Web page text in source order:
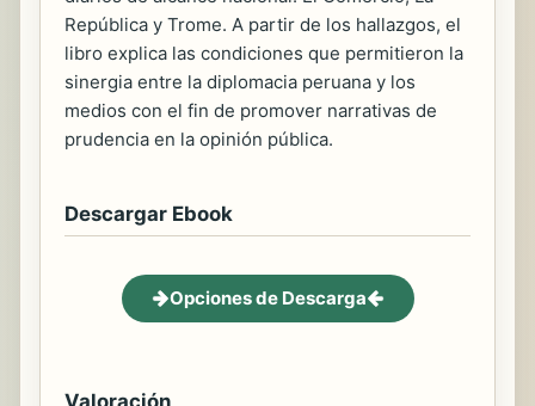
República y Trome. A partir de los hallazgos, el
libro explica las condiciones que permitieron la
sinergia entre la diplomacia peruana y los
medios con el fin de promover narrativas de
prudencia en la opinión pública.
Descargar Ebook
Opciones de Descarga
Valoración